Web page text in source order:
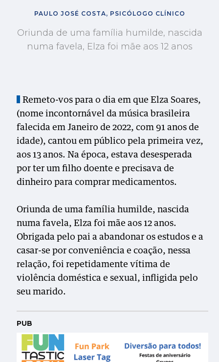
PAULO JOSÉ COSTA, PSICÓLOGO CLÍNICO
Oriunda de uma família humilde, nascida
numa favela, Elza foi mãe aos 12 anos
Remeto-vos para o dia em que Elza Soares,
(nome incontornável da música brasileira
falecida em Janeiro de 2022, com 91 anos de
idade), cantou em público pela primeira vez,
aos 13 anos. Na época, estava desesperada
por ter um filho doente e precisava de
dinheiro para comprar medicamentos.
Oriunda de uma família humilde, nascida
numa favela, Elza foi mãe aos 12 anos.
Obrigada pelo pai a abandonar os estudos e a
casar-se por conveniência e coação, nessa
relação, foi repetidamente vítima de
violência doméstica e sexual, infligida pelo
seu marido.
PUB